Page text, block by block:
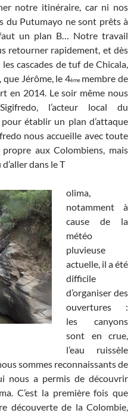
notre itinéraire, car ni nos
du Putumayo ne sont prêts à
un plan B… Notre travail
retourner rapidement, et dès
cascades de tuf de Chicala,
Jérôme, le 4ème membre de
en 2014. Le soir même nous
l’acteur local du
établir un plan d’attaque
nous accueille avec toute
aux Colombiens, mais
dans le T
olima,
notamment à
cause de la
météo
pluvieuse
actuelle, il a été
difficile
d’organiser des
ouvertures :
les canyons
sont en crue,
l’eau ruissèle
sommes reconnaissants de
nous a permis de découvrir
C’est la première fois que
découverte de la Colombie,